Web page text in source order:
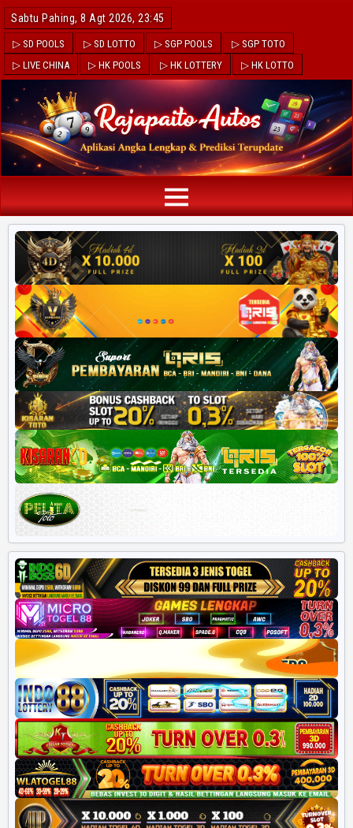
Sabtu Pahing, 8 Agt 2026, 23:45
▷ SD POOLS ▷ SD LOTTO ▷ SGP POOLS
▷ SGP TOTO
▷ LIVE CHINA
▷ HK POOLS ▷ HK LOTTERY ▷ HK LOTTO